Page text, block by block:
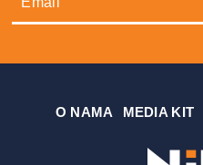
О NAMA MEDIA KIT